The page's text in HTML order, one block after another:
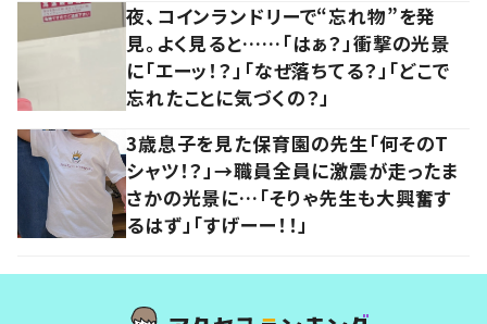
夜、コインランドリーで“忘れ物”を発
見。よく見ると……「はぁ？」衝撃の光景
に「エーッ！？」「なぜ落ちてる？」「どこで
忘れたことに気づくの？」
3歳息子を見た保育園の先生「何そのT
シャツ！？」→職員全員に激震が走ったま
さかの光景に…「そりゃ先生も大興奮す
るはず」「すげーー！！」